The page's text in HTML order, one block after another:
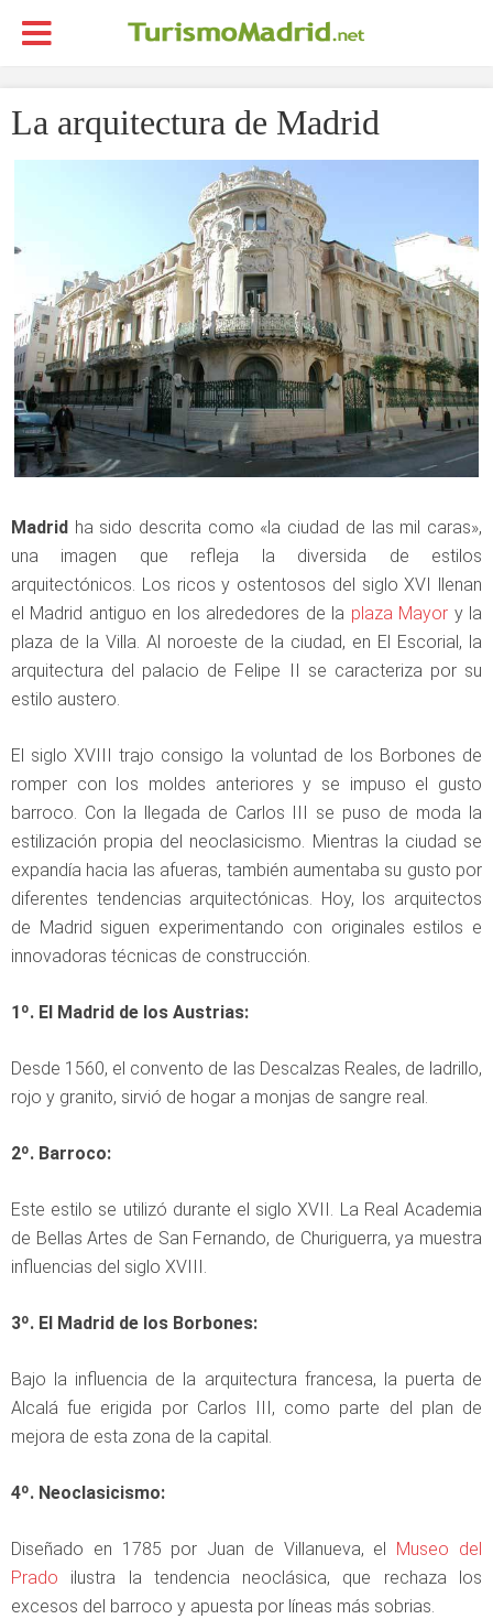
La arquitectura de Madrid
Madrid ha sido descrita como «la ciudad de las mil caras»,
una imagen que refleja la diversida de estilos
arquitectónicos. Los ricos y ostentosos del siglo XVI llenan
el Madrid antiguo en los alrededores de la plaza Mayor y la
plaza de la Villa. Al noroeste de la ciudad, en El Escorial, la
arquitectura del palacio de Felipe II se caracteriza por su
estilo austero.
El siglo XVIII trajo consigo la voluntad de los Borbones de
romper con los moldes anteriores y se impuso el gusto
barroco. Con la llegada de Carlos III se puso de moda la
estilización propia del neoclasicismo. Mientras la ciudad se
expandía hacia las afueras, también aumentaba su gusto por
diferentes tendencias arquitectónicas. Hoy, los arquitectos
de Madrid siguen experimentando con originales estilos e
innovadoras técnicas de construcción.
1º. El Madrid de los Austrias:
Desde 1560, el convento de las Descalzas Reales, de ladrillo,
rojo y granito, sirvió de hogar a monjas de sangre real.
2º. Barroco:
Este estilo se utilizó durante el siglo XVII. La Real Academia
de Bellas Artes de San Fernando, de Churiguerra, ya muestra
influencias del siglo XVIII.
3º. El Madrid de los Borbones:
Bajo la influencia de la arquitectura francesa, la puerta de
Alcalá fue erigida por Carlos III, como parte del plan de
mejora de esta zona de la capital.
4º. Neoclasicismo:
Diseñado en 1785 por Juan de Villanueva, el Museo del
Prado ilustra la tendencia neoclásica, que rechaza los
excesos del barroco y apuesta por líneas más sobrias.